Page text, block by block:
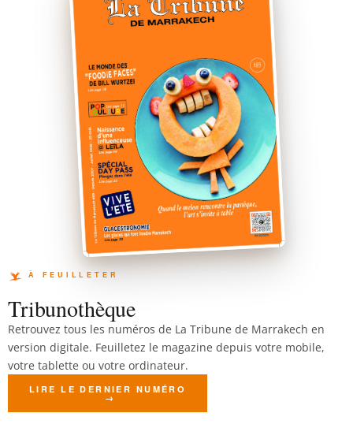
Tribunothèque
Retrouvez tous les numéros de La Tribune de Marrakech en
version digitale. Feuilletez le magazine depuis votre mobile,
votre tablette ou votre ordinateur.
LIRE LE DERNIER NUMÉRO